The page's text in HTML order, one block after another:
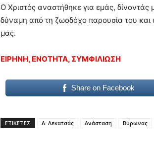
Ο Χριστός αναστήθηκε για εμάς,
δύναμη από τη ζωοδόχο παρουσία του και
μας.
ΕΙΡΗΝΗ, ΕΝΟΤΗΤΑ, ΣΥΜΦΙΛΙΩΣΗ
Share on Facebook
ΕΤΙΚΕΤΕΣ Α. Λεκατσάς Ανάσταση Βύρωνας